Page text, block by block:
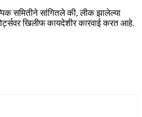
समितीने सांगितले की, लीक झालेल्या
खिलीफ कायदेशीर कारवाई करत आहे.